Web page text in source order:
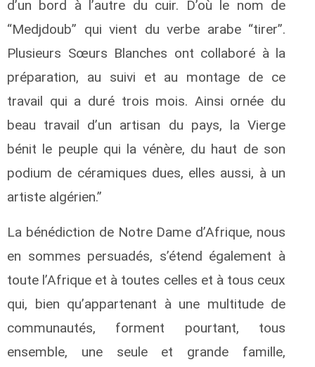
d’un bord à l’autre du cuir. D’où le nom de
“Medjdoub” qui vient du verbe arabe “tirer”.
Plusieurs Sœurs Blanches ont collaboré à la
préparation, au suivi et au montage de ce
travail qui a duré trois mois. Ainsi ornée du
beau travail d’un artisan du pays, la Vierge
bénit le peuple qui la vénère, du haut de son
podium de céramiques dues, elles aussi, à un
artiste algérien.”
La bénédiction de Notre Dame d’Afrique, nous
en sommes persuadés, s’étend également à
toute l’Afrique et à toutes celles et à tous ceux
qui, bien qu’appartenant à une multitude de
communautés, forment pourtant, tous
ensemble, une seule et grande famille,